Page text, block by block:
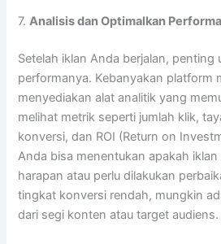
7.Analisis dan Optimalkan
Setelah iklan Anda berjalan, penting
performanya. Kebanyakan platform
menyediakan alat analitik yang
melihat metrik seperti jumlah klik,
konversi, dan ROI (Return on
Anda bisa menentukan apakah
harapan atau perlu dilakukan
tingkat konversi rendah, mungkin
dari segi konten atau target audiens.